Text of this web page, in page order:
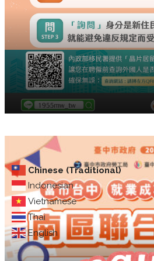
Chinese (Traditional)
Indonesian
Vietnamese
Thai
English